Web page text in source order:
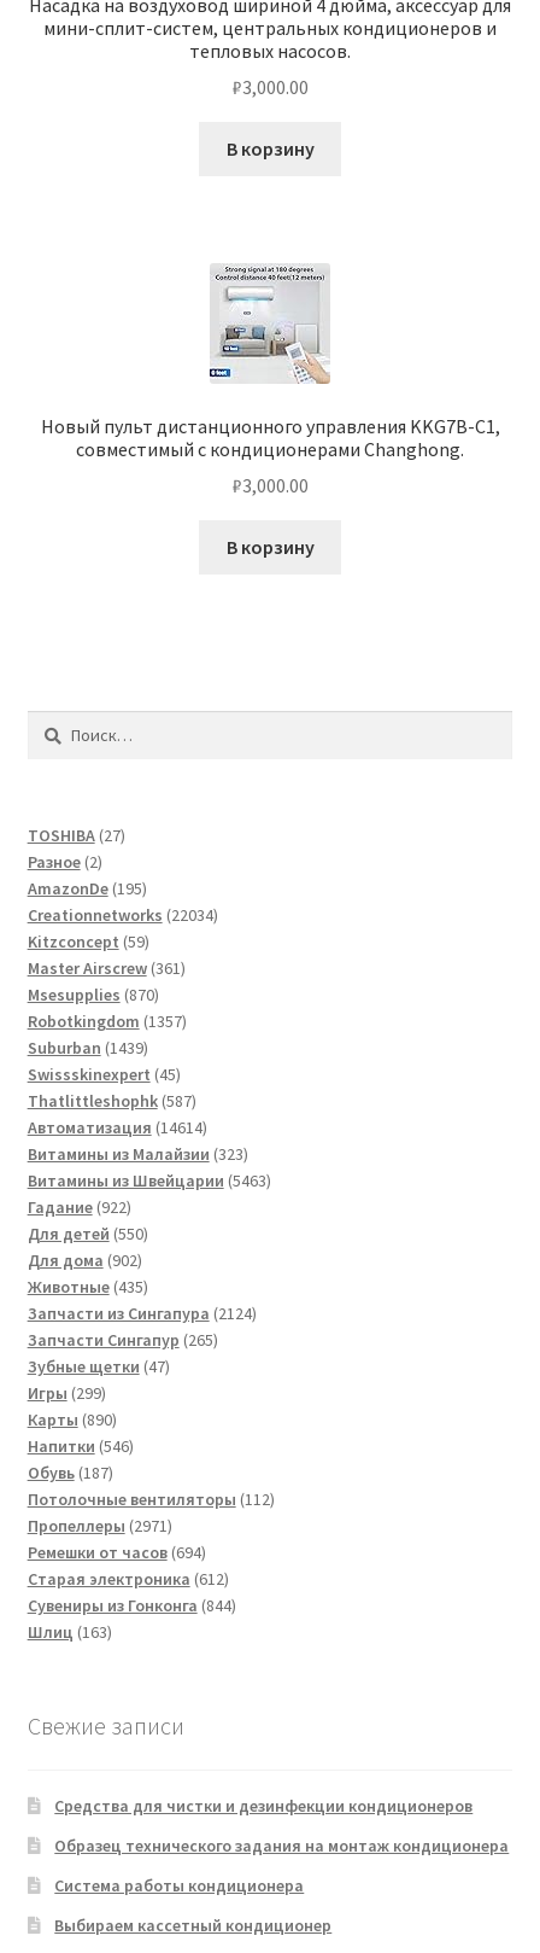
мини-сплит-систем, центральных кондиционеров и
тепловых насосов.
₽3,000.00
В корзину
Новый пульт дистанционного управления KKG7B-C1,
совместимый с кондиционерами Changhong.
₽3,000.00
В корзину
Найти:
TOSHIBA 2727
Разное 22
товара
AmazonDe 195195
товаров
Creationnetworks 2203422034
Kitzconcept 5959
товаров
Master Airscrew 361361
Msesupplies 870870
товаров
Robotkingdom 13571357
Suburban 14391439
товаров
Swissskinexpert 4545
товаров
Thatlittleshophk 587587
товаров
Автоматизация 1461414614
товаров
Витамины из Малайзии 323323
товара
Витамины из Швейцарии 54635463
Гадание 922922
товара
Для детей 550550
Для дома 902902
товара
Животные 435435
товаров
Запчасти из Сингапура 21242124
Запчасти Сингапур 265265
Зубные щетки 4747
Игры 299299
товаров
Карты 890890
товаров
Напитки 546546
Обувь 187187
товаров
Потолочные вентиляторы 112112
Пропеллеры 29712971
товар
Ремешки от часов 694694
товара
Старая электроника 612612
товаров
Сувениры из Гонконга 844844
Шлиц 163163
Свежие записи
Средства для чистки и дезинфекции кондиционеров
Образец технического задания на монтаж кондиционера
Система работы кондиционера
Выбираем кассетный кондиционер